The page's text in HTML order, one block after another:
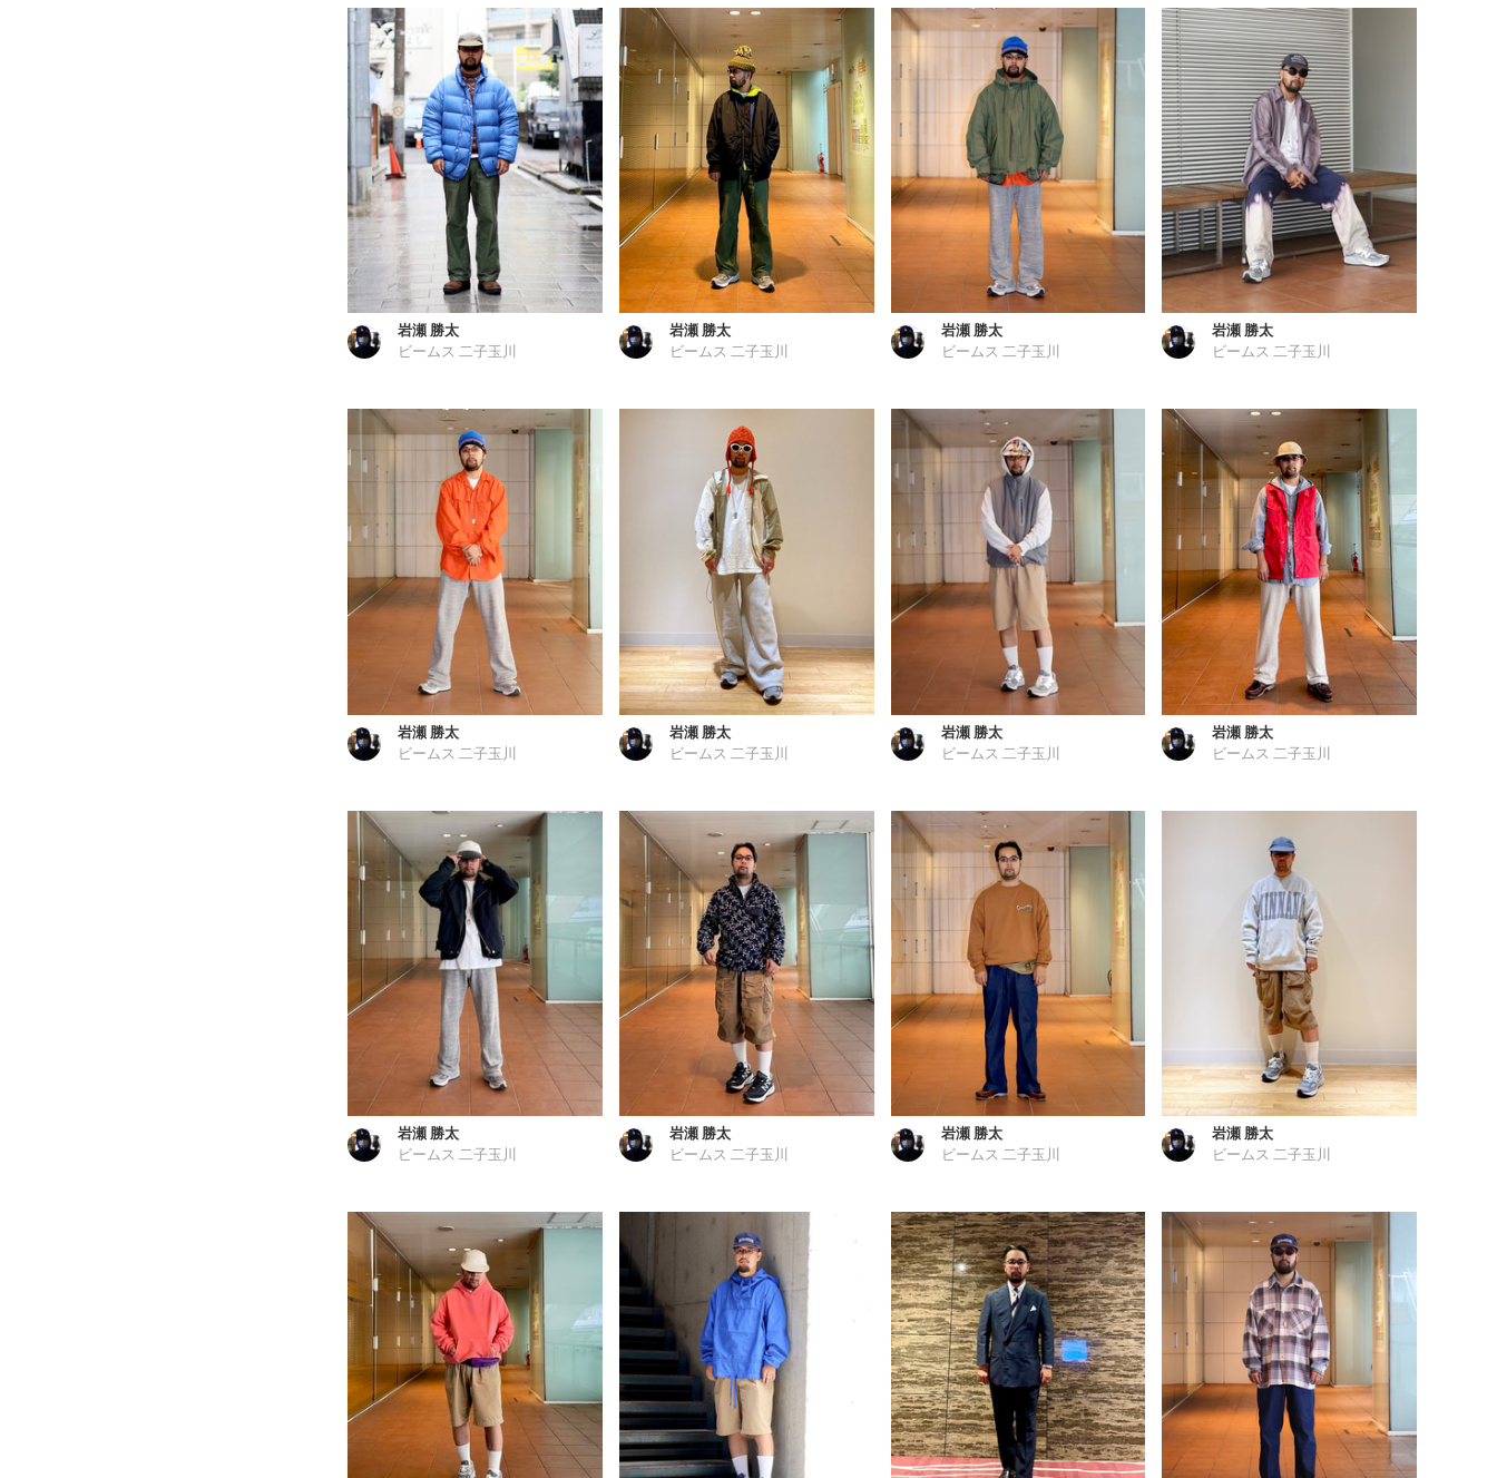
岩瀬 勝太
ビームス 二子玉川
岩瀬 勝太
ビームス 二子玉川
岩瀬 勝太
ビームス 二子玉川
岩瀬 勝太
ビームス 二子玉川
岩瀬 勝太
ビームス 二子玉川
岩瀬 勝太
ビームス 二子玉川
岩瀬 勝太
ビームス 二子玉川
岩瀬 勝太
ビームス 二子玉川
岩瀬 勝太
ビームス 二子玉川
岩瀬 勝太
ビームス 二子玉川
岩瀬 勝太
ビームス 二子玉川
岩瀬 勝太
ビームス 二子玉川